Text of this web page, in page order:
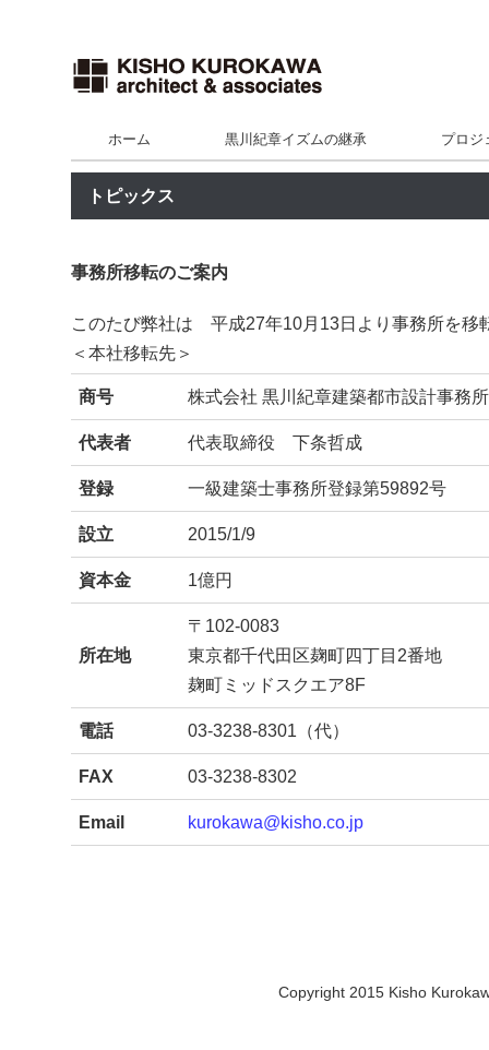
ホーム 黒川紀章イズムの継承 プロジ
トピックス
事務所移転のご案内
このたび弊社は 平成27年10月13日より事務所を移
＜本社移転先＞
商号 株式会社 黒川紀章建築都市設計事務所
代表者 代表取締役 下条哲成
登録 一級建築士事務所登録第59892号
設立 2015/1/9
資本金 1億円
所在地
〒102-0083
東京都千代田区麹町四丁目2番地
麹町ミッドスクエア8F
電話 03-3238-8301（代）
FAX 03-3238-8302
Email kurokawa@kisho.co.jp
Copyright 2015 Kisho